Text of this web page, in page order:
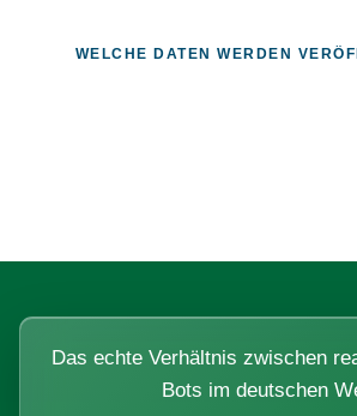
WELCHE DATEN WERDEN
Das echte Verhältnis zwischen
Bots im deutschen